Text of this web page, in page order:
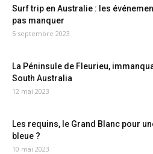
Surf trip en Australie : les
pas manquer
5 septembre 2023
La Péninsule de Fleurieu,
South Australia
12 mai 2023
Les requins, le Grand Blanc pour
bleue ?
10 mai 2023